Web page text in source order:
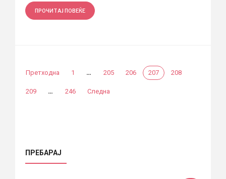
ПРОЧИТАЈ ПОВЕЌЕ
Претходна 1 … 205 206 207 208
209 … 246 Следна
ПРЕБАРАЈ